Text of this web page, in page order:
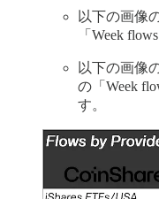
以下の画像
「Week
以下の画像
の「Week
す。